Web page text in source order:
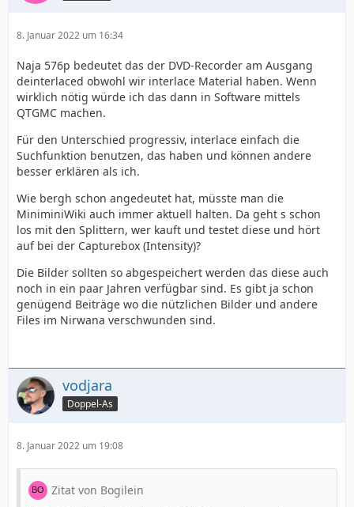
8. Januar 2022 um 16:34
Naja 576p bedeutet das der DVD-Recorder am Ausgang
deinterlaced obwohl wir interlace Material haben. Wenn
wirklich nötig würde ich das dann in Software mittels
QTGMC machen.
Für den Unterschied progressiv, interlace einfach die
Suchfunktion benutzen, das haben und können andere
besser erklären als ich.
Wie bergh schon angedeutet hat, müsste man die
MiniminiWiki auch immer aktuell halten. Da geht s schon
los mit den Splittern, wer kauft und testet diese und hört
auf bei der Capturebox (Intensity)?
Die Bilder sollten so abgespeichert werden das diese auch
noch in ein paar Jahren verfügbar sind. Es gibt ja schon
genügend Beiträge wo die nützlichen Bilder und andere
Files im Nirwana verschwunden sind.
vodjara
Doppel-As
8. Januar 2022 um 19:08
Zitat von Bogilein